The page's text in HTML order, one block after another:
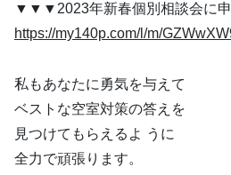
▼▼▼2023年新春個別相談会に
https://my140p.com/l/m/
私もあなたに勇気を与えて
ベストな空室対策の答えを
見つけてもらえるよ うに
全力で頑張ります。